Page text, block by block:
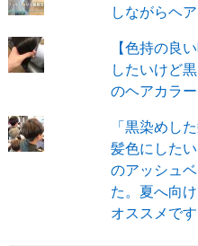
しながらヘア
【色持の良
したいけど
のヘアカラー
「黒染めし
髪色にした
のアッシュ
た。夏へ向
オススメで